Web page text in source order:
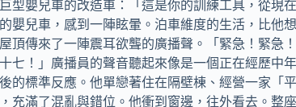
嬰兒車的改造車：「這是你的訓練工具，從現
兒車，感到一陣眩暈。泊車維度的生活，比他
傳來了一陣震耳欲聾的廣播聲。「緊急！緊急
！」廣播員的聲音聽起來像是一個正在經歷中
的標準反應。他單戀著住在隔壁棟、經營一家「
滿了混亂與錯位。他衝到窗邊，往外看去。整